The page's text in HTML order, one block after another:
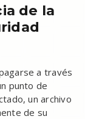
de la
a través
punto de
un archivo
de su